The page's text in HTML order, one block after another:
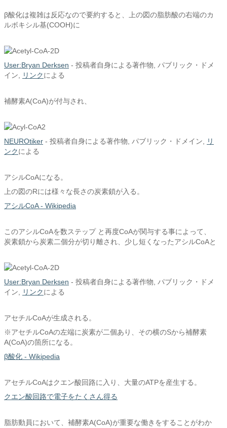
β酸化は複雑は反応なので要約すると、上の図の脂肪酸の右端のカ
ルボキシル基(COOH)に
User:Bryan Derksen - 投稿者自身による著作物 , パブリック・ドメ
イン,
リンクによる
補酵素A(CoA)が付与され、
NEUROtiker - 投稿者自身による著作物 , パブリック・ドメイン,
リ
ンクによる
アシルCoAになる。
上の図のRには様々な長さの炭素鎖が入る。
アシルCoA - Wikipedia
このアシルCoAを数ステップ と再度CoAが関与する事によって、
炭素鎖から炭素二個分が切り離され、少し短くなったアシルCoAと
User:Bryan Derksen - 投稿者自身による著作物 , パブリック・ドメ
イン,
リンクによる
アセチルCoAが生成される。
※アセチルCoAの左端に炭素が二個あり、その横のSから補酵素
A(CoA)の箇所になる。
β酸化 - Wikipedia
アセチルCoAはクエン酸回路に入り、大量のATPを産生する。
クエン酸回路で電子をたくさん得る
脂肪動員において、補酵素A(CoA)が重要な働きをすることがわか